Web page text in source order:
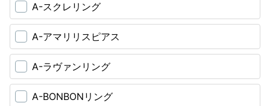
A-スクレリング
A-アマリリスピアス
A-ラヴァンリング
A-BONBONリング